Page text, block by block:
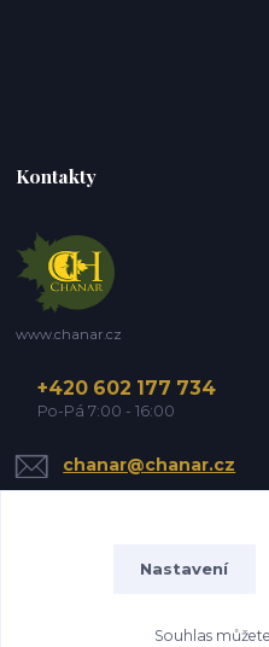
Kontakty
www.chanar.cz
+420 602 177 734
Po-Pá 7:00 - 16:00
chanar@chanar.cz
Nastavení
Souhlas